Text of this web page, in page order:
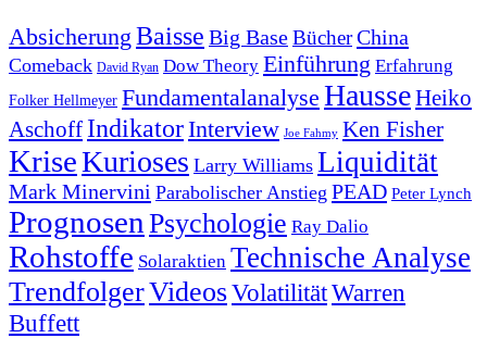
Absicherung Baisse Big BaseBücherChina
Comeback David Ryan Dow Theory Einführung Erfahrung
Folker Hellmeyer Fundamentalanalyse HausseHeiko
Aschoff IndikatorInterview Joe Fahmy Ken Fisher
KriseKurioses Larry Williams Liquidität
Mark Minervini Parabolischer Anstieg PEAD Peter Lynch
Prognosen Psychologie Ray Dalio
Rohstoffe Solaraktien Technische Analyse
TrendfolgerVideosVolatilitätWarren
Buffett